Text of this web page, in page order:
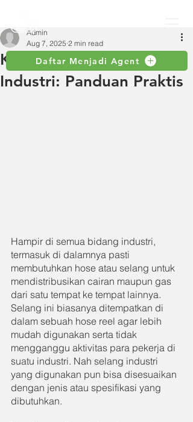
Daftar Menjadi Agent
Kriteria Seleksi Selang
Industri: Panduan Praktis
Admin
Aug 7, 2025 2 min read
Hampir di semua bidang industri,
termasuk di dalamnya pasti
membutuhkan hose atau selang untuk
mendistribusikan cairan maupun gas
dari satu tempat ke tempat lainnya.
Selang ini biasanya ditempatkan di
dalam sebuah hose reel agar lebih
mudah digunakan serta tidak
mengganggu aktivitas para pekerja di
suatu industri. Nah selang industri
yang digunakan pun bisa disesuaikan
dengan jenis atau spesifikasi yang
dibutuhkan.